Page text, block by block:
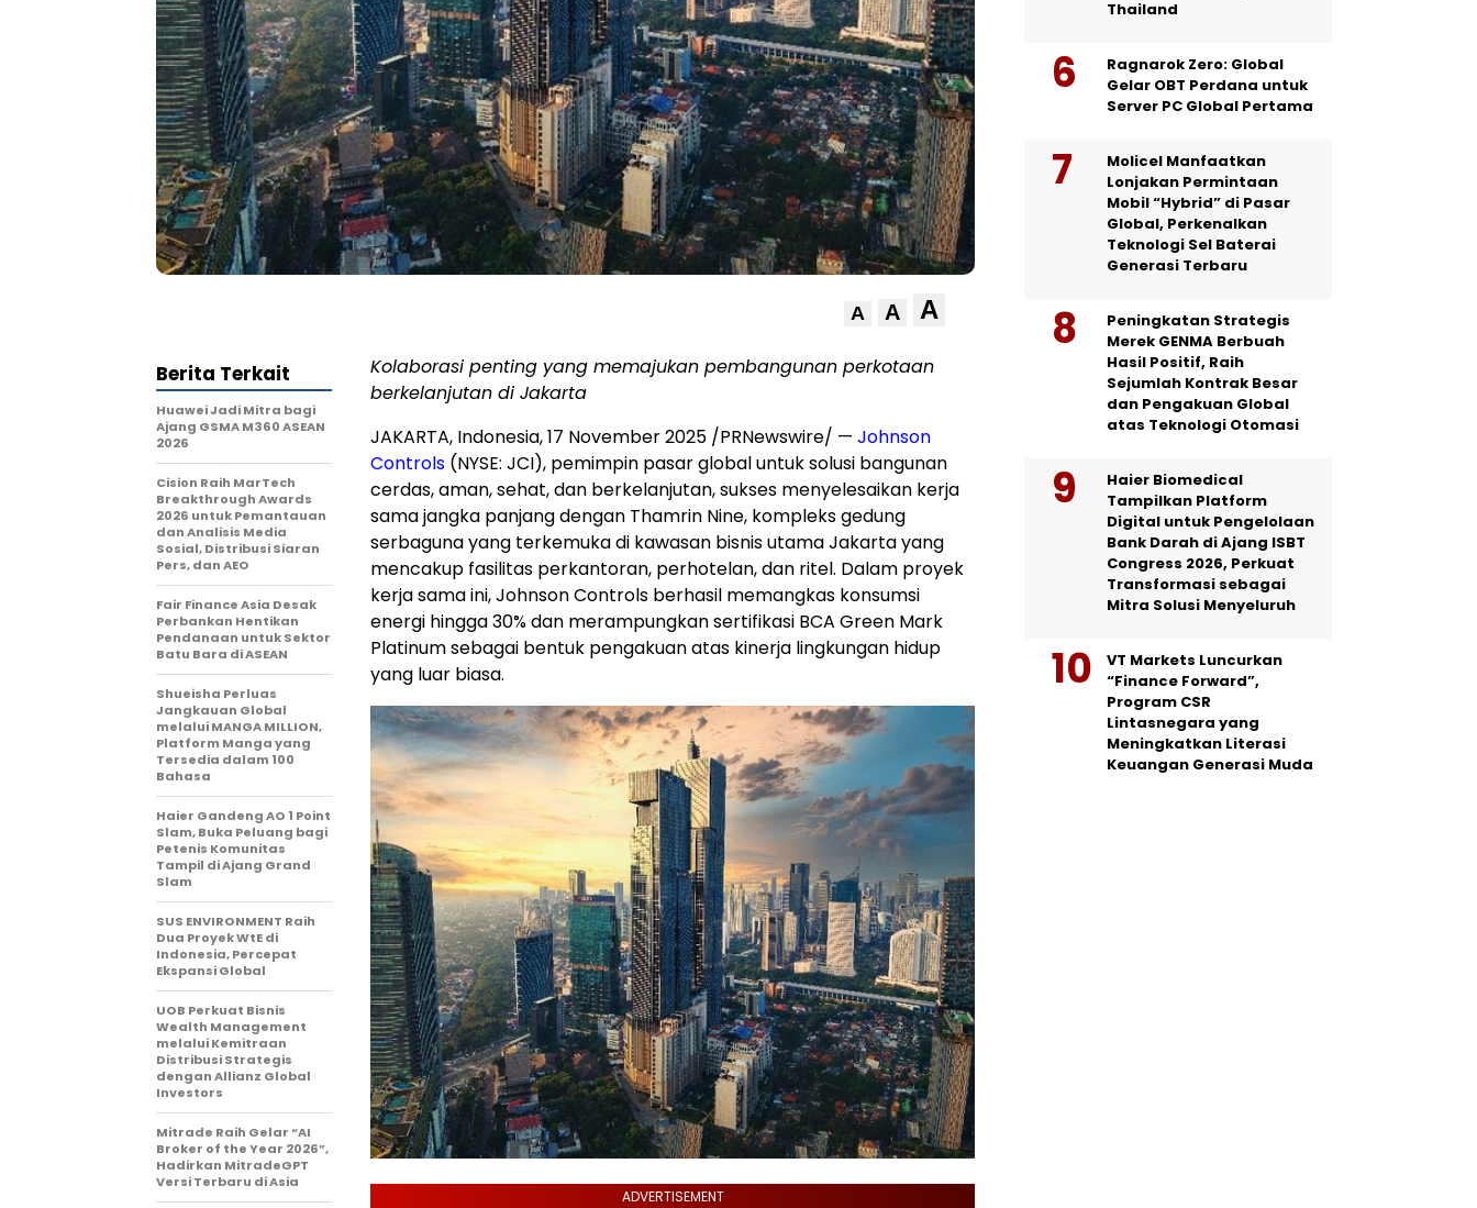
A A A
Kolaborasi penting yang memajukan pembangunan perkotaan
berkelanjutan di Jakarta
JAKARTA, Indonesia, 17 November 2025 /PRNewswire/ — Johnson
Controls (NYSE: JCI), pemimpin pasar global untuk solusi bangunan
cerdas, aman, sehat, dan berkelanjutan, sukses menyelesaikan kerja
sama jangka panjang dengan Thamrin Nine, kompleks gedung
serbaguna yang terkemuka di kawasan bisnis utamaJakartayang
mencakup fasilitas perkantoran, perhotelan, dan ritel. Dalam proyek
kerja sama ini, Johnson Controls berhasil memangkas konsumsi
energi hingga 30% dan merampungkan sertifikasi BCA Green Mark
Platinum sebagai bentuk pengakuan atas kinerja lingkungan hidup
yang luar biasa.
ADVERTISEMENT
Berita Terkait
Huawei Jadi Mitra bagi
Ajang GSMA M360 ASEAN
2026
Cision Raih MarTech
Breakthrough Awards
2026 untuk Pemantauan
dan Analisis Media
Sosial, Distribusi Siaran
Pers, dan AEO
Fair Finance Asia Desak
Perbankan Hentikan
Pendanaan untuk Sektor
Batu Bara di ASEAN
Shueisha Perluas
Jangkauan Global
melalui MANGA MILLION,
Platform Manga yang
Tersedia dalam 100
Bahasa
Haier Gandeng AO 1 Point
Slam, Buka Peluang bagi
Petenis Komunitas
Tampil di Ajang Grand
Slam
SUS ENVIRONMENT Raih
Dua Proyek WtE di
Indonesia, Percepat
Ekspansi Global
UOB Perkuat Bisnis
Wealth Management
melalui Kemitraan
Distribusi Strategis
dengan Allianz Global
Investors
Mitrade Raih Gelar “AI
Broker of the Year 2026”,
Hadirkan MitradeGPT
Versi Terbaru di Asia
Thailand
Ragnarok Zero: Global
Gelar OBT Perdana untuk
Server PC Global Pertama
Molicel Manfaatkan
Lonjakan Permintaan
Mobil “Hybrid” di Pasar
Global, Perkenalkan
Teknologi Sel Baterai
Generasi Terbaru
Peningkatan Strategis
Merek GENMA Berbuah
Hasil Positif, Raih
Sejumlah Kontrak Besar
dan Pengakuan Global
atas Teknologi Otomasi
Haier Biomedical
Tampilkan Platform
Digital untuk Pengelolaan
Bank Darah di Ajang ISBT
Congress 2026, Perkuat
Transformasi sebagai
Mitra Solusi Menyeluruh
VT Markets Luncurkan
“Finance Forward”,
Program CSR
Lintasnegara yang
Meningkatkan Literasi
Keuangan Generasi Muda